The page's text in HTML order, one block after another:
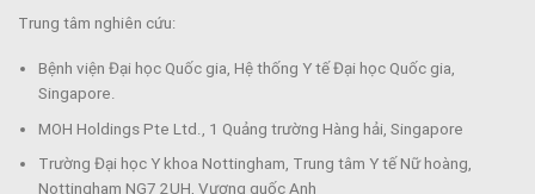
Trung tâm nghiên cứu:
Bệnh viện Đại học Quốc gia, Hệ thống Y tế Đại học Quốc gia,
Singapore.
MOH Holdings Pte Ltd., 1 Quảng trường Hàng hải, Singapore
Trường Đại học Y khoa Nottingham, Trung tâm Y tế Nữ hoàng,
Nottingham NG7 2UH, Vương quốc Anh